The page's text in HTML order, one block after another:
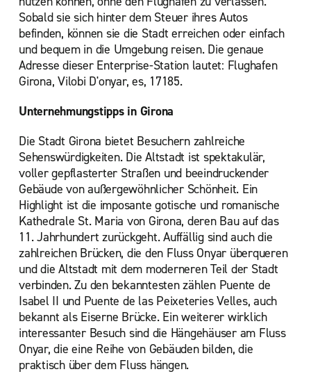
Sobald sie sich hinter dem Steuer ihres Autos
befinden, können sie die Stadt erreichen oder einfach
und bequem in die Umgebung reisen. Die genaue
Adresse dieser Enterprise-Station lautet: Flughafen
Girona, Vilobi D'onyar, es, 17185.
Unternehmungstipps in Girona
Die Stadt Girona bietet Besuchern zahlreiche
Sehenswürdigkeiten. Die Altstadt ist spektakulär,
voller gepflasterter Straßen und beeindruckender
Gebäude von außergewöhnlicher Schönheit. Ein
Highlight ist die imposante gotische und romanische
Kathedrale St. Maria von Girona, deren Bau auf das
11. Jahrhundert zurückgeht. Auffällig sind auch die
zahlreichen Brücken, die den Fluss Onyar überqueren
und die Altstadt mit dem moderneren Teil der Stadt
verbinden. Zu den bekanntesten zählen Puente de
Isabel II und Puente de las Peixeteries Velles, auch
bekannt als Eiserne Brücke. Ein weiterer wirklich
interessanter Besuch sind die Hängehäuser am Fluss
Onyar, die eine Reihe von Gebäuden bilden, die
praktisch über dem Fluss hängen.